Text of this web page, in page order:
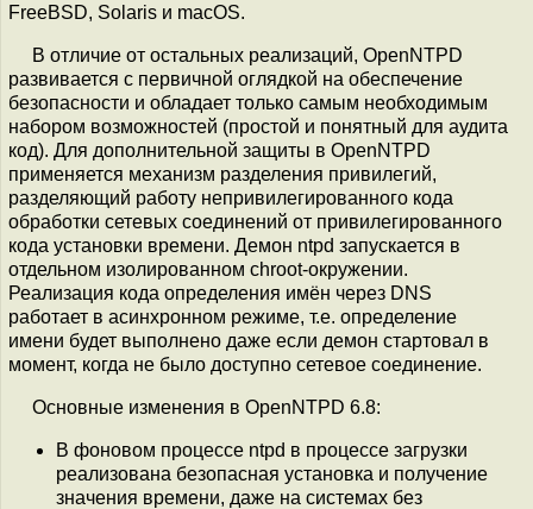
FreeBSD, Solaris и macOS.
В отличие от остальных реализаций, OpenNTPD
развивается с первичной оглядкой на обеспечение
безопасности и обладает только самым необходимым
набором возможностей (простой и понятный для аудита
код). Для дополнительной защиты в OpenNTPD
применяется механизм разделения привилегий,
разделяющий работу непривилегированного кода
обработки сетевых соединений от привилегированного
кода установки времени. Демон ntpd запускается в
отдельном изолированном chroot-окружении.
Реализация кода определения имён через DNS
работает в асинхронном режиме, т.е. определение
имени будет выполнено даже если демон стартовал в
момент, когда не было доступно сетевое соединение.
Основные изменения в OpenNTPD 6.8:
В фоновом процессе ntpd в процессе загрузки
реализована безопасная установка и получение
значения времени, даже на системах без